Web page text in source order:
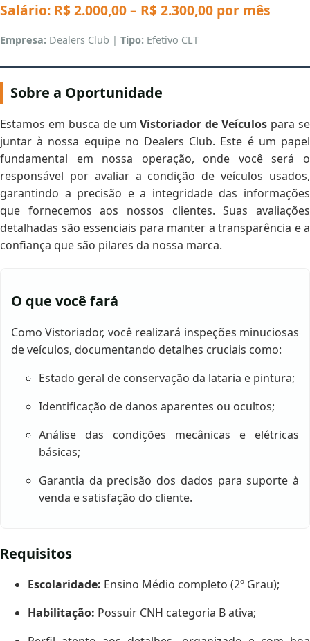
Salário: R$ 2.000,00 – R$ 2.300,00 por mês
Empresa: Dealers Club | Tipo: Efetivo CLT
Sobre a Oportunidade
Estamos em busca de umVistoriador de Veículos para se
juntar à nossa equipe no Dealers Club. Este é um papel
fundamental em nossa operação, onde você será o
responsável por avaliar a condição de veículos usados,
garantindo a precisão e a integridade das informações
que fornecemos aos nossos clientes. Suas avaliações
detalhadas são essenciais para manter a transparência e a
confiança que são pilares da nossa marca.
O que você fará
Como Vistoriador, você realizará inspeções minuciosas
de veículos, documentando detalhes cruciais como:
Estado geral de conservação da lataria e pintura;
Identificação de danos aparentes ou ocultos;
Análise das condições mecânicas e elétricas
básicas;
Garantia da precisão dos dados para suporte à
venda e satisfação do cliente.
Requisitos
Escolaridade: Ensino Médio completo (2º Grau);
Habilitação: Possuir CNH categoria B ativa;